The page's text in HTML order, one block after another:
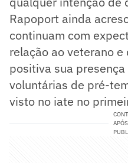
Rapoport ainda
continuam com
relação ao veterano
positiva sua
voluntárias de pré-
visto no iate no